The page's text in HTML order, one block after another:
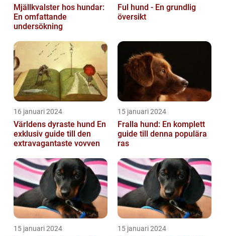
Mjällkvalster hos hundar:
En omfattande
undersökning
Ful hund - En grundlig
översikt
16 januari 2024
Världens dyraste hund En
exklusiv guide till den
extravagantaste vovven
15 januari 2024
Fralla hund: En komplett
guide till denna populära
ras
15 januari 2024 15 januari 2024